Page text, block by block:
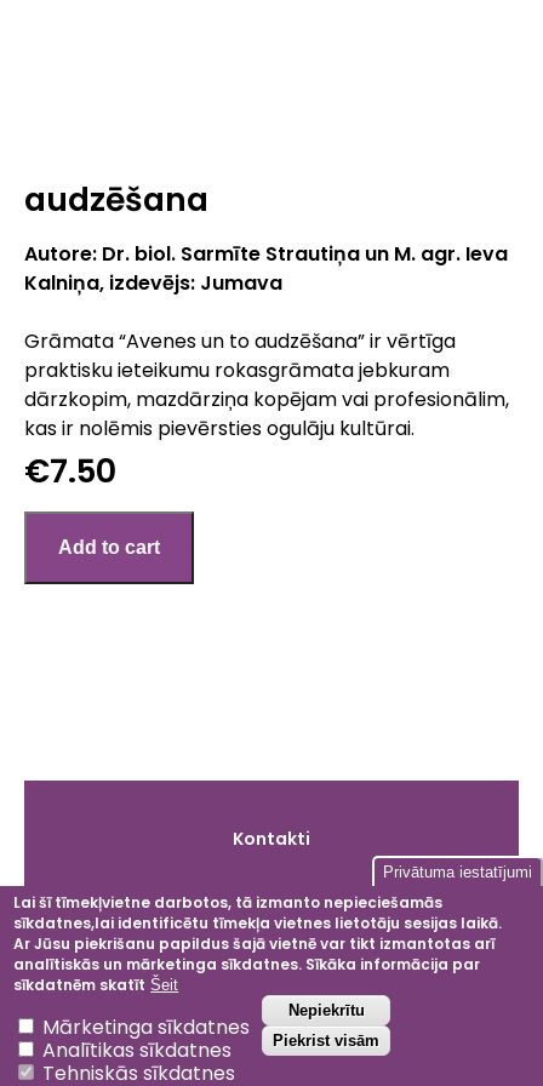
audzēšana
Autore: Dr. biol. Sarmīte Strautiņa un M. agr. Ieva
Kalniņa, izdevējs: Jumava
Grāmata “Avenes un to audzēšana” ir vērtīga
praktisku ieteikumu rokasgrāmata jebkuram
dārzkopim, mazdārziņa kopējam vai profesionālim,
kas ir nolēmis pievērsties ogulāju kultūrai.
€7.50
Kontakti
Facebook
Instagram
LinkedIn
2024 © Dobeles ceriņi
Privātuma politika
Privātuma iestatījumi
Lai šī tīmekļvietne darbotos, tā izmanto nepieciešamās
sīkdatnes,lai identificētu tīmekļa vietnes lietotāju sesijas laikā.
Ar Jūsu piekrišanu papildus šajā vietnē var tikt izmantotas arī
analītiskās un mārketinga sīkdatnes. Sīkāka informācija par
sīkdatnēm skatīt Šeit
Mārketinga sīkdatnes
Analītikas sīkdatnes
Tehniskās sīkdatnes
Nepiekrītu
Piekrist visām
Atsaukt piekrišanu